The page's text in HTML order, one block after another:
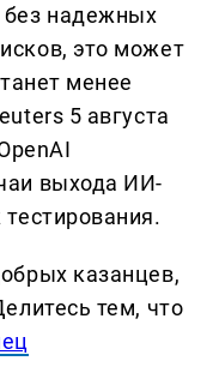
без надежных
это может
менее
5 августа
выхода ИИ-
казанцев,
тем, что